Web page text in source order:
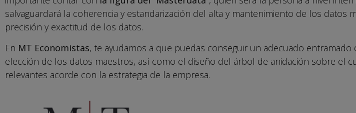
salvaguardará la coherencia y estandarización del alta y mantenimiento de los datos
precisión y exactitud de los datos.
En MT Economistas, te ayudamos a que puedas conseguir un adecuado entramado
elección de los datos maestros, así como el diseño del árbol de anidación sobre el
relevantes acorde con la estrategia de la empresa.